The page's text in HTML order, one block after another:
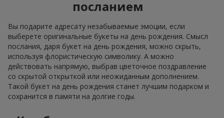
дополнение праздника
День рождения — это не просто дата в календаре. Это то
самое значимое событие, когда хочется почувствовать
внимание, тепло и настоящие эмоции. И, конечно, получить
лучший букет на день рождения. Цветы в день рождения
остаются самым популярным подарком уже много лет. Без
них невозможно представить настоящее личное
торжество. Букет на день рождения работает как символ
внимания, нежный комплимент или просто красивое